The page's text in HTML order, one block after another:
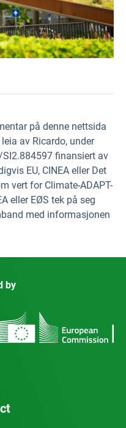
på denne nettsida
av Ricardo, under
finansiert av
EU, CINEA eller Det
vert for Climate-ADAPT-
eller EØS tek på seg
med informasjonen
by